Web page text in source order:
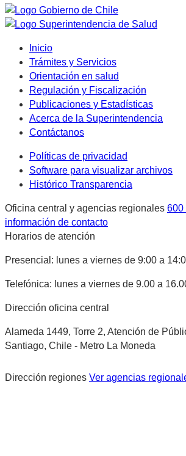
Inicio
Trámites y Servicios
Orientación en salud
Regulación y Fiscalización
Publicaciones y Estadísticas
Acerca de la Superintendencia
Contáctanos
Políticas de privacidad
Software para visualizar archivos
Histórico Transparencia
Oficina central y agencias regionales 600
información de contacto
Horarios de atención
Presencial: lunes a viernes de 9:00 a
Telefónica: lunes a viernes de 9.00 a
Dirección oficina central
Alameda 1449, Torre 2, Atención de
Santiago, Chile - Metro La Moneda
Dirección regiones Ver agencias